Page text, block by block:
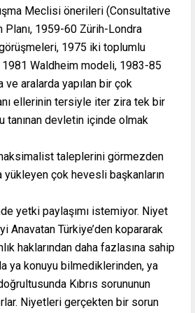
Meclisi önerileri (Consultative
1959-60 Zürih-Londra
1975 iki toplumlu
1981 Waldheim modeli, 1983-85
aralarda yapılan bir çok
ellerinin tersiyle iter zira tek bir
tanınan devletin içinde olmak
taleplerini görmezden
yükleyen çok hevesli başkanların
yetki paylaşımı istemiyor. Niyet
Anavatan Türkiye’den kopararak
haklarından daha fazlasına sahip
ya konuyu bilmediklerinden, ya
Kıbrıs sorununun
Niyetleri gerçekten bir sorun